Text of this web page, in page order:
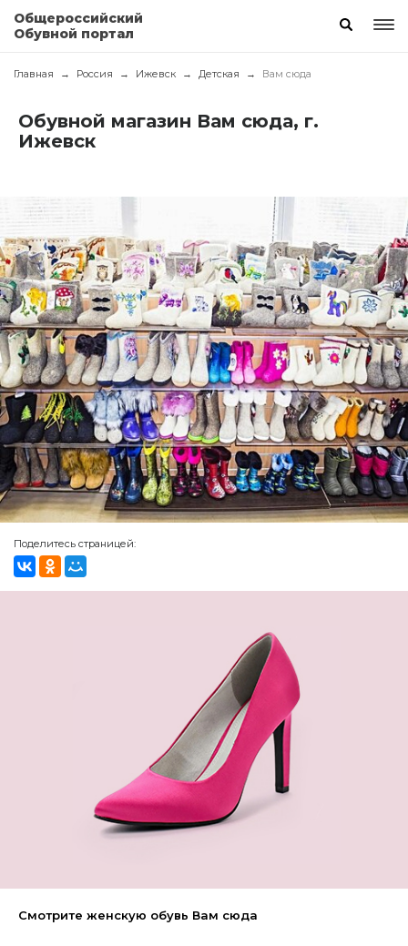
Общероссийский
Обувной портал
Главная Россия Ижевск Детская Вам сюда
Обувной магазин Вам сюда, г.
Ижевск
Поделитесь страницей:
Смотрите женскую обувь Вам сюда